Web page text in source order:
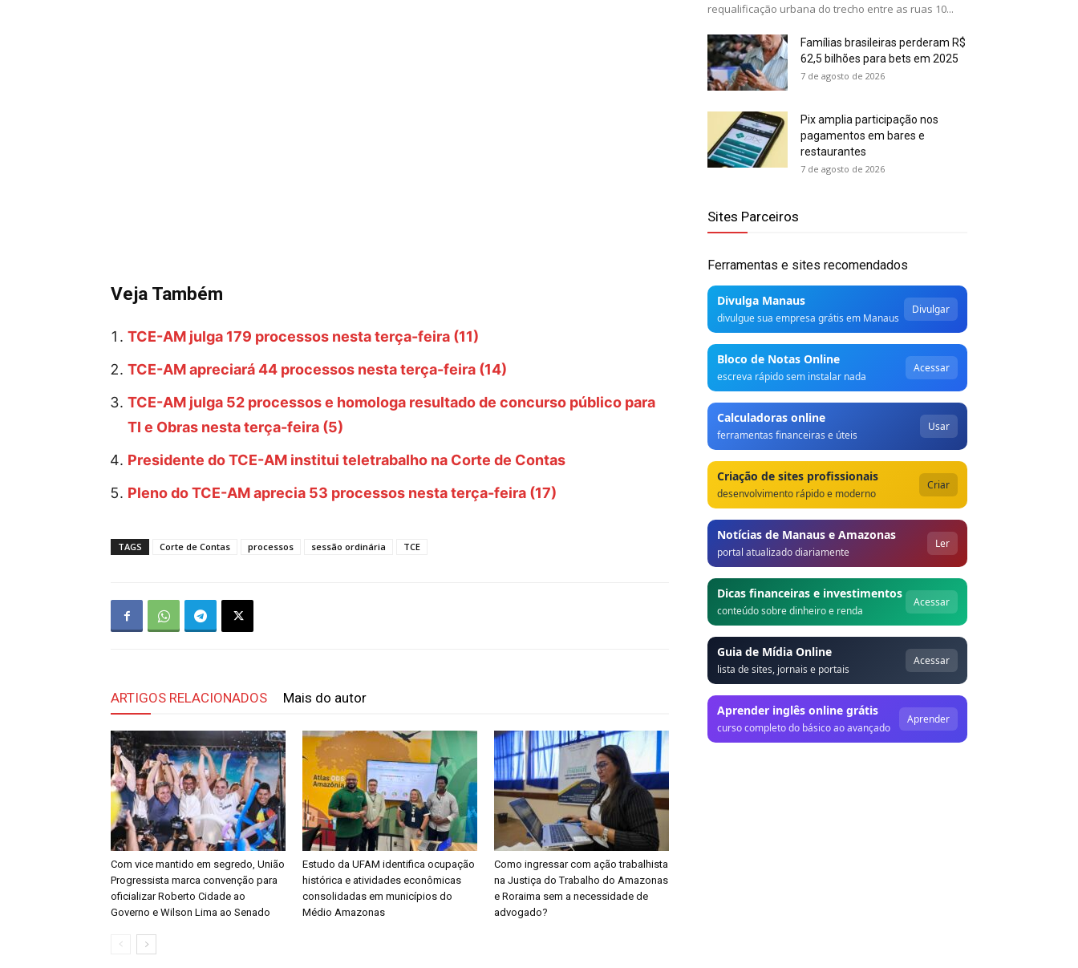
Veja Também
TCE-AM julga 179 processos nesta terça-feira (11)
TCE-AM apreciará 44 processos nesta terça-feira (14)
TCE-AM julga 52 processos e homologa resultado de concurso público para
TI e Obras nesta terça-feira (5)
Presidente do TCE-AM institui teletrabalho na Corte de Contas
Pleno do TCE-AM aprecia 53 processos nesta terça-feira (17)
TAGS Corte de Contas processos sessão ordinária TCE
ARTIGOS RELACIONADOS Mais do autor
Com vice mantido em segredo, União
Progressista marca convenção para
oficializar Roberto Cidade ao
Governo e Wilson Lima ao Senado
Estudo da UFAM identifica ocupação
histórica e atividades econômicas
consolidadas em municípios do
Médio Amazonas
Como ingressar com ação trabalhista
na Justiça do Trabalho do Amazonas
e Roraima sem a necessidade de
advogado?
requalificação urbana do trecho entre as ruas 10...
Famílias brasileiras perderam R$
62,5 bilhões para bets em 2025
7 de agosto de 2026
Pix amplia participação nos
pagamentos em bares e
restaurantes
7 de agosto de 2026
Sites Parceiros
Ferramentas e sites recomendados
Divulga Manaus
divulgue sua empresa grátis em Manaus
Divulgar
Bloco de Notas Online
escreva rápido sem instalar nada
Acessar
Calculadoras online
ferramentas financeiras e úteis
Usar
Criação de sites profissionais
desenvolvimento rápido e moderno
Criar
Notícias de Manaus e Amazonas
portal atualizado diariamente
Ler
Dicas financeiras e investimentos
conteúdo sobre dinheiro e renda
Acessar
Guia de Mídia Online
lista de sites, jornais e portais
Acessar
Aprender inglês online grátis
curso completo do básico ao avançado
Aprender